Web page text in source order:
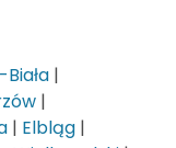
|
|
| Elbląg |